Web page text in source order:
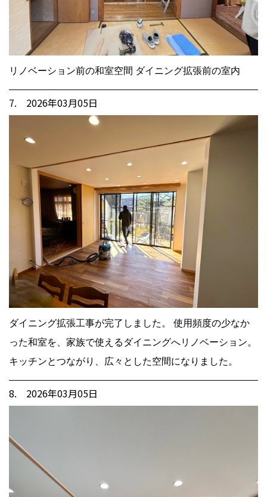
リノベーション前の和室空間 ダイニング拡張前の室内
7. 2026年03月05日
ダイニング拡張工事が完了しました。 使用頻度の少なか
った和室を、家族で使えるダイニングへリノベーション。
キッチンとつながり、広々とした空間になりました。
8. 2026年03月05日